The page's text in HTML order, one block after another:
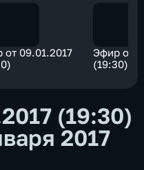
от 09.01.2017
Эфир от
(19:30)
(19:30)
2017